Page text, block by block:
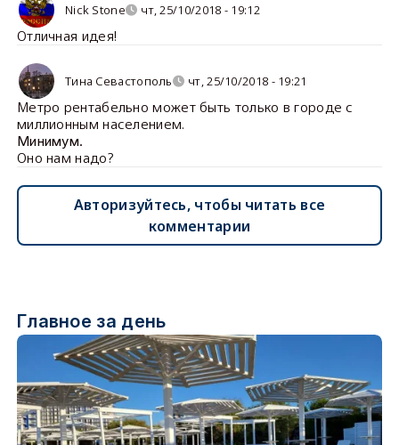
Nick Stone чт, 25/10/2018 - 19:12
Отличная идея!
Тина Севастополь чт, 25/10/2018 - 19:21
Метро рентабельно может быть только в городе с
миллионным населением.
Минимум.
Оно нам надо?
Авторизуйтесь, чтобы читать все
комментарии
Главное за день